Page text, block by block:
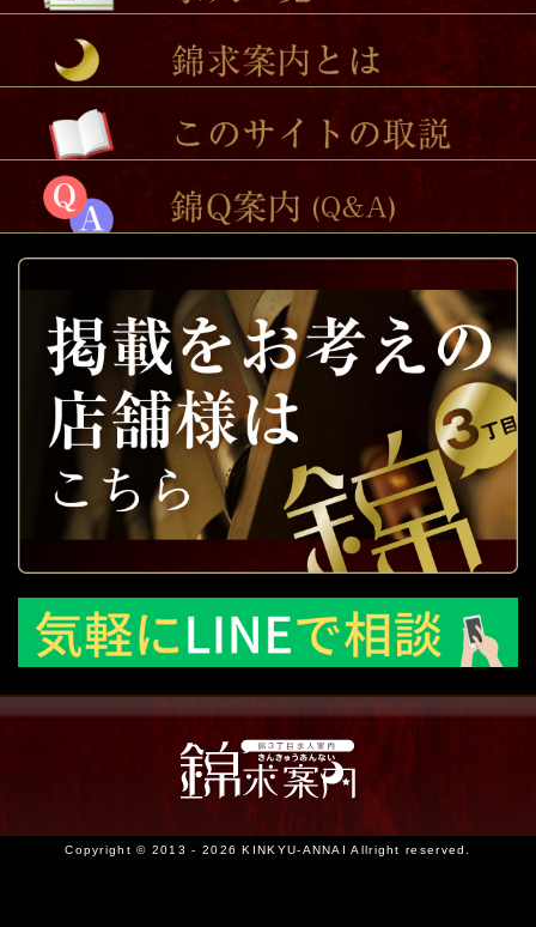
Copyright © 2013 - 2026 KINKYU-ANNAI Allright reserved.